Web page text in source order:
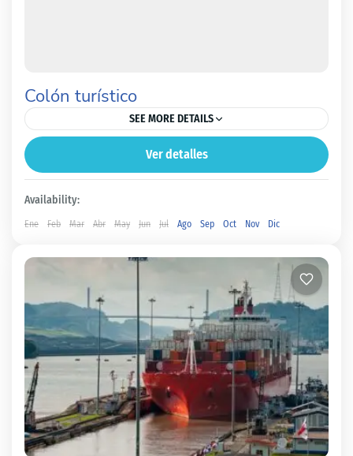
Colón turístico
SEE MORE DETAILS
Fácil
Ver detalles
Availability:
Ene Feb Mar Abr May Jun Jul Ago Sep Oct Nov Dic